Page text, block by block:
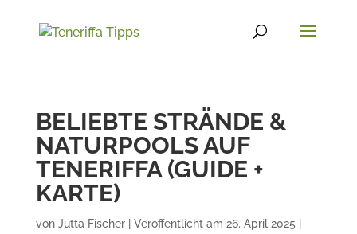
BELIEBTE STRÄNDE &
NATURPOOLS AUF
TENERIFFA (GUIDE +
KARTE)
von Jutta Fischer| Veröffentlicht am 26. April 2025 |